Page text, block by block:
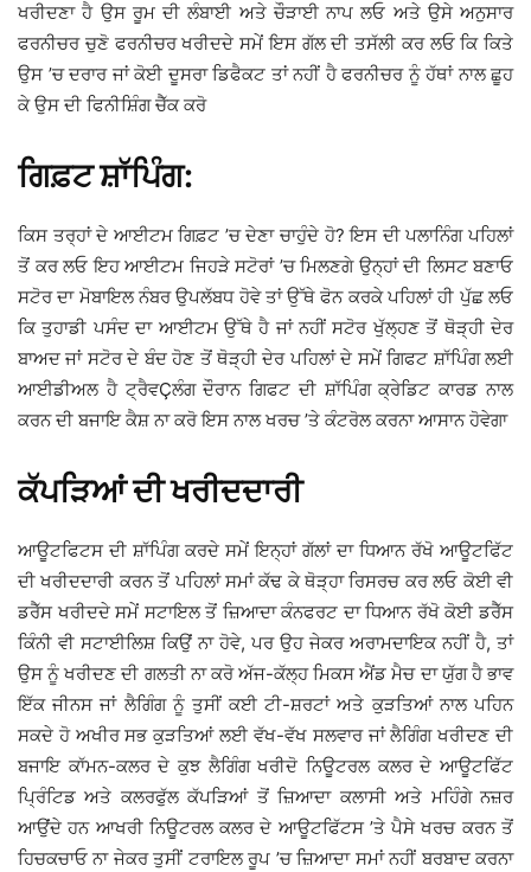
ਖਰੀਦਣਾ ਹੈ ਉਸ ਰੂਮ ਦੀ ਲੰਬਾਈ ਅਤੇ ਚੌੜਾਈ ਨਾਪ ਲਓ ਅਤੇ ਉਸੇ ਅਨੁਸਾਰ
ਫਰਨੀਚਰ ਚੁਣੋ ਫਰਨੀਚਰ ਖਰੀਦਦੇ ਸਮੇਂ ਇਸ ਗੱਲ ਦੀ ਤਸੱਲੀ ਕਰ ਲਓ ਕਿ ਕਿਤੇ
ਉਸ ’ਚ ਦਰਾਰ ਜਾਂ ਕੋਈ ਦੂਸਰਾ ਡਿਫੈਕਟ ਤਾਂ ਨਹੀਂ ਹੈ ਫਰਨੀਚਰ ਨੂੰ ਹੱਥਾਂ ਨਾਲ ਛੂਹ
ਕੇ ਉਸ ਦੀ ਫਿਨੀਸ਼ਿੰਗ ਚੈੱਕ ਕਰੋ
ਗਿਫ਼ਟ ਸ਼ਾੱਪਿੰਗ:
ਕਿਸ ਤਰ੍ਹਾਂ ਦੇ ਆਈਟਮ ਗਿਫ਼ਟ ’ਚ ਦੇਣਾ ਚਾਹੁੰਦੇ ਹੋ? ਇਸ ਦੀ ਪਲਾਨਿੰਗ ਪਹਿਲਾਂ
ਤੋਂ ਕਰ ਲਓ ਇਹ ਆਈਟਮ ਜਿਹੜੇ ਸਟੋਰਾਂ ’ਚ ਮਿਲਣਗੇ ਉਨ੍ਹਾਂ ਦੀ ਲਿਸਟ ਬਣਾਓ
ਸਟੋਰ ਦਾ ਮੋਬਾਇਲ ਨੰਬਰ ਉਪਲੱਬਧ ਹੋਵੇ ਤਾਂ ਉੱਥੇ ਫੋਨ ਕਰਕੇ ਪਹਿਲਾਂ ਹੀ ਪੁੱਛ ਲਓ
ਕਿ ਤੁਹਾਡੀ ਪਸੰਦ ਦਾ ਆਈਟਮ ਉੱਥੇ ਹੈ ਜਾਂ ਨਹੀਂ ਸਟੋਰ ਖੁੱਲ੍ਹਣ ਤੋਂ ਥੋੜ੍ਹੀ ਦੇਰ
ਬਾਅਦ ਜਾਂ ਸਟੋਰ ਦੇ ਬੰਦ ਹੋਣ ਤੋਂ ਥੋੜ੍ਹੀ ਦੇਰ ਪਹਿਲਾਂ ਦੇ ਸਮੇਂ ਗਿਫਟ ਸ਼ਾੱਪਿੰਗ ਲਈ
ਆਈਡੀਅਲ ਹੈ ਟ੍ਰੈਵÇਲੰਗ ਦੌਰਾਨ ਗਿਫਟ ਦੀ ਸ਼ਾੱਪਿੰਗ ਕ੍ਰੇਡਿਟ ਕਾਰਡ ਨਾਲ
ਕਰਨ ਦੀ ਬਜਾਇ ਕੈਸ਼ ਨਾ ਕਰੋ ਇਸ ਨਾਲ ਖਰਚ ’ਤੇ ਕੰਟਰੋਲ ਕਰਨਾ ਆਸਾਨ ਹੋਵੇਗਾ
ਕੱਪੜਿਆਂ ਦੀ ਖਰੀਦਦਾਰੀ
ਆਊਟਫਿਟਸ ਦੀ ਸ਼ਾੱਪਿੰਗ ਕਰਦੇ ਸਮੇਂ ਇਨ੍ਹਾਂ ਗੱਲਾਂ ਦਾ ਧਿਆਨ ਰੱਖੋ ਆਊਟਫਿੱਟ
ਦੀ ਖਰੀਦਦਾਰੀ ਕਰਨ ਤੋਂ ਪਹਿਲਾਂ ਸਮਾਂ ਕੱਢ ਕੇ ਥੋੜ੍ਹਾ ਰਿਸਰਚ ਕਰ ਲਓ ਕੋਈ ਵੀ
ਡਰੈੱਸ ਖਰੀਦਦੇ ਸਮੇਂ ਸਟਾਇਲ ਤੋਂ ਜ਼ਿਆਦਾ ਕੰਨਫਰਟ ਦਾ ਧਿਆਨ ਰੱਖੋ ਕੋਈ ਡਰੈੱਸ
ਕਿੰਨੀ ਵੀ ਸਟਾਈਲਿਸ਼ ਕਿਉਂ ਨਾ ਹੋਵੇ, ਪਰ ਉਹ ਜੇਕਰ ਅਰਾਮਦਾਇਕ ਨਹੀਂ ਹੈ, ਤਾਂ
ਉਸ ਨੂੰ ਖਰੀਦਣ ਦੀ ਗਲਤੀ ਨਾ ਕਰੋ ਅੱਜ-ਕੱਲ੍ਹ ਮਿਕਸ ਐਂਡ ਮੈਚ ਦਾ ਯੁੱਗ ਹੈ ਭਾਵ
ਇੱਕ ਜੀਨਸ ਜਾਂ ਲੈਗਿੰਗ ਨੂੰ ਤੁਸੀਂ ਕਈ ਟੀ-ਸ਼ਰਟਾਂ ਅਤੇ ਕੁੜਤਿਆਂ ਨਾਲ ਪਹਿਨ
ਸਕਦੇ ਹੋ ਅਖੀਰ ਸਭ ਕੁੜਤਿਆਂ ਲਈ ਵੱਖ-ਵੱਖ ਸਲਵਾਰ ਜਾਂ ਲੈਗਿੰਗ ਖਰੀਦਣ ਦੀ
ਬਜਾਇ ਕਾੱਮਨ-ਕਲਰ ਦੇ ਕੁਝ ਲੈਗਿੰਗ ਖਰੀਦੋ ਨਿਊਟਰਲ ਕਲਰ ਦੇ ਆਊਟਫਿੱਟ
ਪ੍ਰਿੰਟਿਡ ਅਤੇ ਕਲਰਫੁੱਲ ਕੱਪੜਿਆਂ ਤੋਂ ਜ਼ਿਆਦਾ ਕਲਾਸੀ ਅਤੇ ਮਹਿੰਗੇ ਨਜ਼ਰ
ਆਉਂਦੇ ਹਨ ਆਖਰੀ ਨਿਊਟਰਲ ਕਲਰ ਦੇ ਆਊਟਫਿੱਟਸ ’ਤੇ ਪੈਸੇ ਖਰਚ ਕਰਨ ਤੋਂ
ਹਿਚਕਚਾਓ ਨਾ ਜੇਕਰ ਤੁਸੀਂ ਟਰਾਇਲ ਰੂਪ ’ਚ ਜ਼ਿਆਦਾ ਸਮਾਂ ਨਹੀਂ ਬਰਬਾਦ ਕਰਨਾ